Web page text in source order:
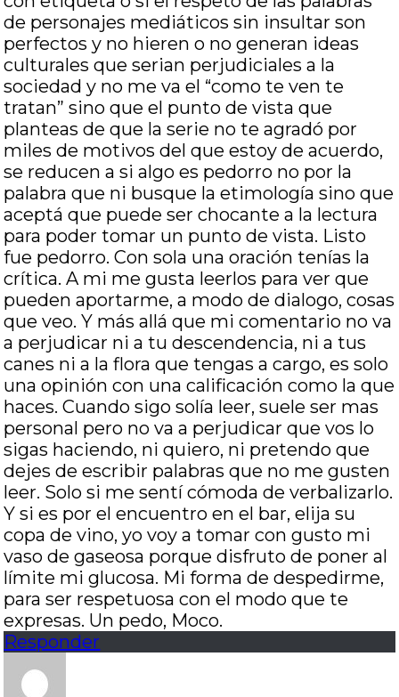
de personajes mediáticos sin insultar son
perfectos y no hieren o no generan ideas
culturales que serian perjudiciales a la
sociedad y no me va el “como te ven te
tratan” sino que el punto de vista que
planteas de que la serie no te agradó por
miles de motivos del que estoy de acuerdo,
se reducen a si algo es pedorro no por la
palabra que ni busque la etimología sino que
aceptá que puede ser chocante a la lectura
para poder tomar un punto de vista. Listo
fue pedorro. Con sola una oración tenías la
crítica. A mi me gusta leerlos para ver que
pueden aportarme, a modo de dialogo, cosas
que veo. Y más allá que mi comentario no va
a perjudicar ni a tu descendencia, ni a tus
canes ni a la flora que tengas a cargo, es solo
una opinión con una calificación como la que
haces. Cuando sigo solía leer, suele ser mas
personal pero no va a perjudicar que vos lo
sigas haciendo, ni quiero, ni pretendo que
dejes de escribir palabras que no me gusten
leer. Solo si me sentí cómoda de verbalizarlo.
Y si es por el encuentro en el bar, elija su
copa de vino, yo voy a tomar con gusto mi
vaso de gaseosa porque disfruto de poner al
límite mi glucosa. Mi forma de despedirme,
para ser respetuosa con el modo que te
expresas. Un pedo, Moco.
Responder